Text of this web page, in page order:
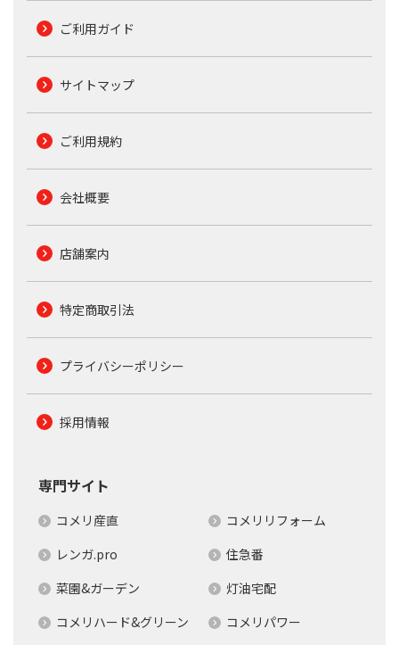
ご利用ガイド
サイトマップ
ご利用規約
会社概要
店舗案内
特定商取引法
プライバシーポリシー
採用情報
専門サイト
コメリ産直
コメリリフォーム
レンガ.pro
住急番
菜園&ガーデン
灯油宅配
コメリハード&グリーン
コメリパワー